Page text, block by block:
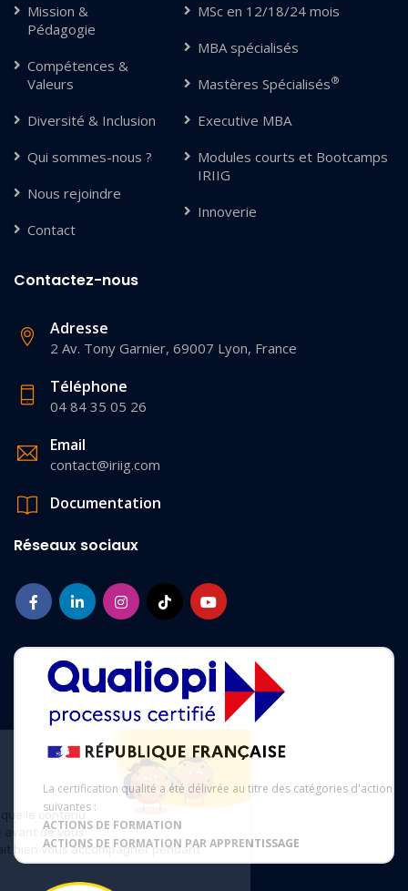
Salut c'est nous...
les Cookies !
On a attendu d'être sûrs que le contenu
de ce site vous intéresse avant de vous
déranger, mais on aimerait bien vous accompagner pendant
votre visite...
C'est OK pour vous ?
Mission &
Pédagogie
Compétences &
Valeurs
Diversité & Inclusion
Qui sommes-nous ?
Nous rejoindre
Contact
MSc en 12/18/24 mois
MBA spécialisés
Mastères Spécialisés®
Executive MBA
Modules courts et Bootcamps
IRIIG
Innoverie
Contactez-nous
Adresse
2 Av. Tony Garnier, 69007 Lyon, France
Téléphone
04 84 35 05 26
Email
contact@iriig.com
Documentation
Réseaux sociaux
La certification qualité a été délivrée au titre des catégories d'action
suivantes :
ACTIONS DE FORMATION
ACTIONS DE FORMATION PAR APPRENTISSAGE